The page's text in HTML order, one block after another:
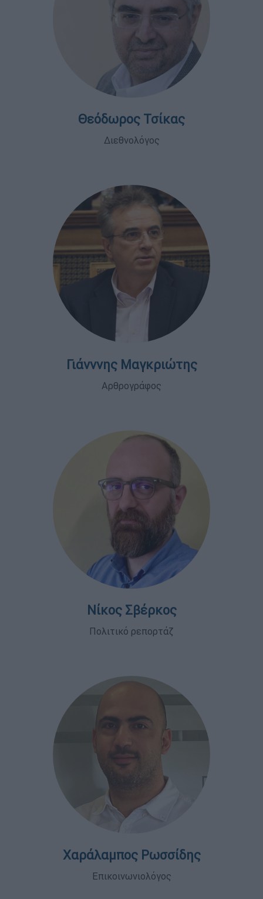
Θεόδωρος Τσίκας
Διεθνολόγος
Γιάνννης Μαγκριώτης
Αρθρογράφος
Νίκος Σβέρκος
Πολιτικό ρεπορτάζ
Χαράλαμπος Ρωσσίδης
Επικοινωνιολόγος